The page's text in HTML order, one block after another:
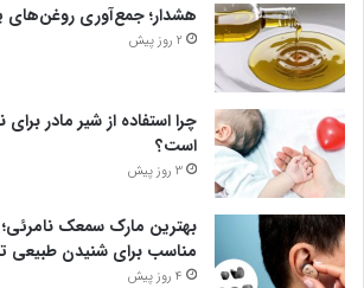
هشدار؛ جمع‌آوری روغن‌های
2 روز پیش
چرا استفاده از شیر مادر
است؟
3 روز پیش
بهترین مارک سمعک
مناسب برای شنیدن طبیعی
4 روز پیش